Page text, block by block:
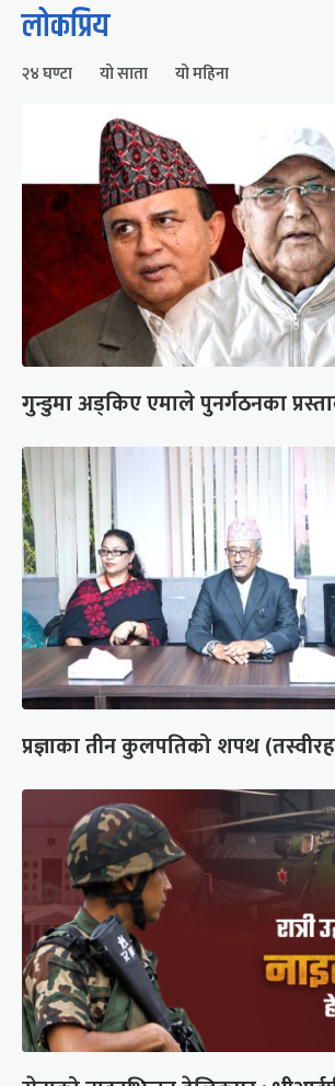
लोकप्रिय
२४ घण्टा यो साता यो महिना
गुन्डुमा अड्किए एमाले पुनर्गठनका
प्रज्ञाका तीन कुलपतिको शपथ